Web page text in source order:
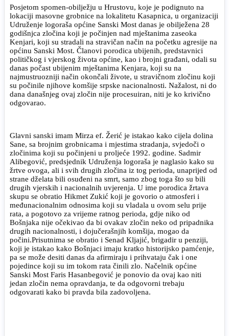
Posjetom spomen-obilježju u Hrustovu, koje je podignuto na
lokaciji masovne grobnice na lokalitetu Kasapnica, u organizaciji
Udruženje logoraša općine Sanski Most danas je obilježena 28
godišnjca zločina koji je počinjen nad mještanima zaseoka
Kenjari, koji su stradali na stravičan način na početku agresije na
općinu Sanski Most. Članovi porodica ubijenih, predstavnici
političkog i vjerskog života općine, kao i brojni građani, odali su
danas počast ubijenim mještanima Kenjara, koji su na
najmustruozniji način okončali živote, u stravičnom zločinu koji
su počinile njihove komšije srpske nacionalnosti. Nažalost, ni do
dana današnjeg ovaj zločin nije procesuiran, niti je ko krivično
odgovarao.
Glavni sanski imam Mirza ef. Žerić je istakao kako cijela dolina
Sane, sa brojnim grobnicama i mjestima stradanja, svjedoči o
zločinima koji su počinjeni u proljeće 1992. godine. Sadmir
Alibegović, predsjednik Udruženja logoraša je naglasio kako su
žrtve ovoga, ali i svih drugih zločina iz tog perioda, unaprijed od
strane dželata bili osuđeni na smrt, samo zbog toga što su bili
drugih vjerskih i nacionalnih uvjerenja. U ime porodica žrtava
skupu se obratio Hikmet Zukić koji je govorio o atmosferi i
međunacionalnim odnosima koji su vladala u ovom selu prije
rata, a pogotovo za vrijeme ratnog perioda, gdje niko od
Bošnjaka nije očekivao da bi ovakav zločin neko od pripadnika
drugih nacionalnosti, i dojučerašnjih komšija, mogao da
počini.Prisutnima se obratio i Senad Kljajić, brigadir u penziji,
koji je istakao kako Bošnjaci imaju kratko historijsko pamćenje,
pa se može desiti danas da afirmiraju i prihvataju čak i one
pojedince koji su im tokom rata činili zlo. Načelnik općine
Sanski Most Faris Hasanbegović je ponovio da ovaj kao niti
jedan zločin nema opravdanja, te da odgovorni trebaju
odgovarati kako bi pravda bila zadovoljena.